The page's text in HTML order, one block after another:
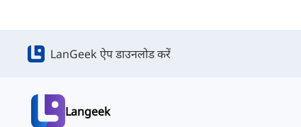
LanGeek ऐप डाउनलोड करें
Langeek